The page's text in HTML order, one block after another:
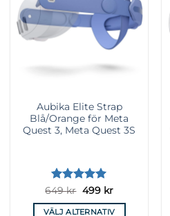
Aubika Elite Strap
Blå/Orange för Meta
Quest 3, Meta Quest 3S
Betygsatt5
av 5
649kr Det
priset
499 krDet
priset
VÄLJ ALTERNATIV